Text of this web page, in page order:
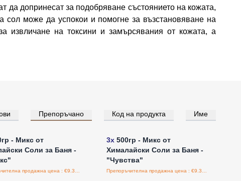
да допринесат за подобряване състоянието на кожата,
сол може да успокои и помогне за възстановяване на
извличане на токсини и замърсявания от кожата, а
Препоръчано Код на продукта Име
Влезте за цени на едро
- Микс от
Соли за Баня -
Влезте за цени на едро
3x 500гр - Микс от
Хималайски Соли за Баня -
"Чувства"